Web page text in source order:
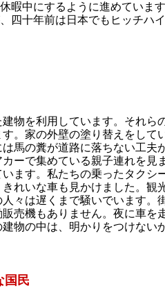
暇中にするように進めていま
四十年前は日本でもヒッチハイ
物を利用しています。それら
。家の外壁の塗り替えをして
馬の糞が道路に落ちない工夫
ーで集めている親子連れを見
ます。私たちの乗ったタクシ
れいな車も見かけました。観
々は遅くまで騒いでいます。
売機もありません。夜に車を
物の中は、明かりをつけない
国民